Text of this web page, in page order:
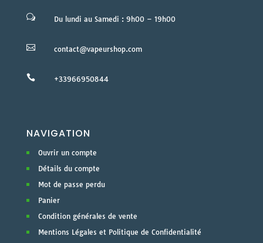
w Du lundi au Samedi : 9h00 – 19h00
 contact@vapeurshop.com
 +33966950844
NAVIGATION
Ouvrir un compte
Détails du compte
Mot de passe perdu
Panier
Condition générales de vente
Mentions Légales et Politique de Confidentialité